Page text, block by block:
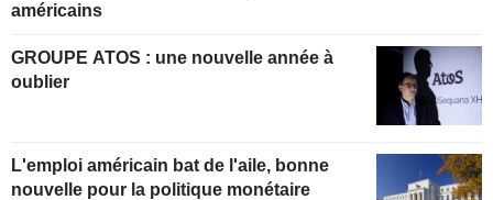
américains
GROUPE ATOS : une nouvelle année à
oublier
L'emploi américain bat de l'aile, bonne
nouvelle pour la politique monétaire